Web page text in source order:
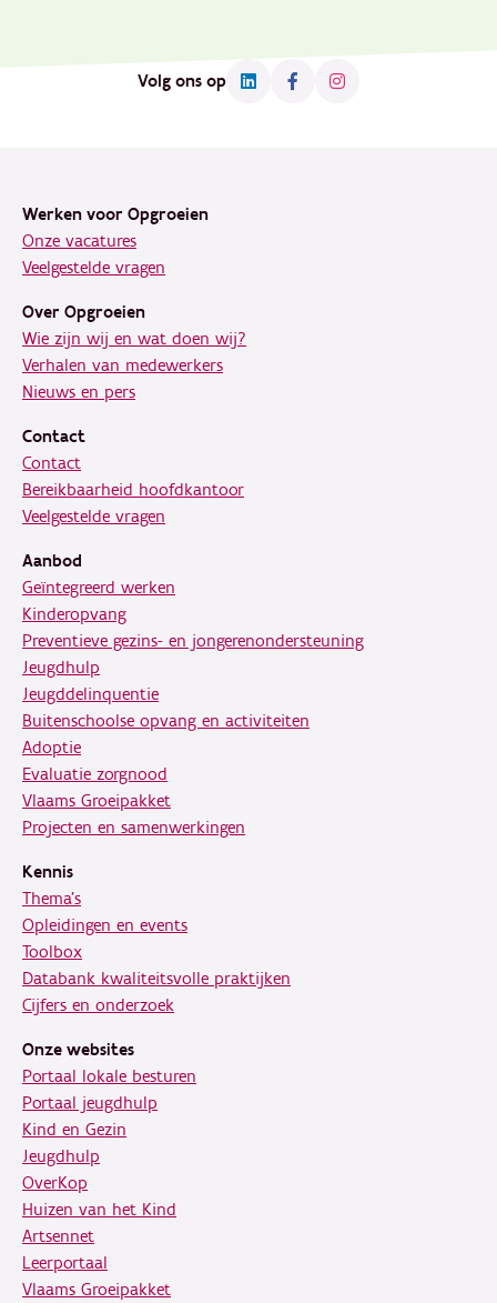
Volg ons op
Werken voor Opgroeien
Onze vacatures
Veelgestelde vragen
Over Opgroeien
Wie zijn wij en wat doen wij?
Verhalen van medewerkers
Nieuws en pers
Contact
Contact
Bereikbaarheid hoofdkantoor
Veelgestelde vragen
Aanbod
Geïntegreerd werken
Kinderopvang
Preventieve gezins- en jongerenondersteuning
Jeugdhulp
Jeugddelinquentie
Buitenschoolse opvang en activiteiten
Adoptie
Evaluatie zorgnood
Vlaams Groeipakket
Projecten en samenwerkingen
Kennis
Thema's
Opleidingen en events
Toolbox
Databank kwaliteitsvolle praktijken
Cijfers en onderzoek
Onze websites
Portaal lokale besturen
Portaal jeugdhulp
Kind en Gezin
Jeugdhulp
OverKop
Huizen van het Kind
Artsennet
Leerportaal
Vlaams Groeipakket